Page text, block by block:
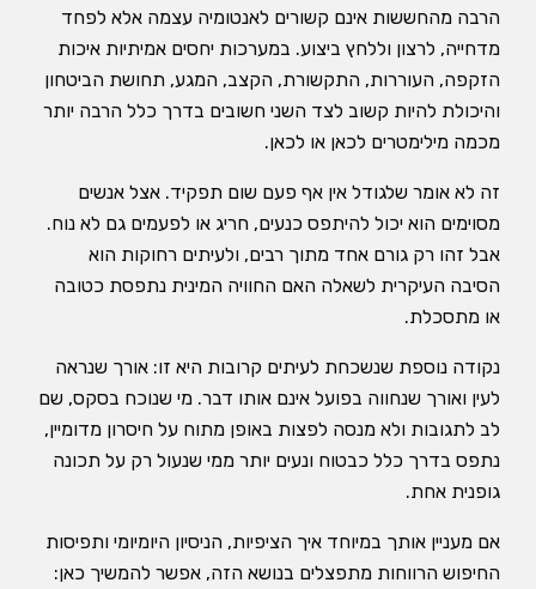
הרבה מהחששות אינם קשורים לאנטומיה עצמה אלא לפחד
מדחייה, לרצון וללחץ ביצוע. במערכות יחסים אמיתיות איכות
הזקפה, העוררות, התקשורת, הקצב, המגע, תחושת הביטחון
והיכולת להיות קשוב לצד השני חשובים בדרך כלל הרבה יותר
מכמה מילימטרים לכאן או לכאן.
זה לא אומר שלגודל אין אף פעם שום תפקיד. אצל אנשים
מסוימים הוא יכול להיתפס כנעים, חריג או לפעמים גם לא נוח.
אבל זהו רק גורם אחד מתוך רבים, ולעיתים רחוקות הוא
הסיבה העיקרית לשאלה האם החוויה המינית נתפסת כטובה
או מתסכלת.
נקודה נוספת שנשכחת לעיתים קרובות היא זו: אורך שנראה
לעין ואורך שנחווה בפועל אינם אותו דבר. מי שנוכח בסקס, שם
לב לתגובות ולא מנסה לפצות באופן מתוח על חיסרון מדומיין,
נתפס בדרך כלל כבטוח ונעים יותר ממי שנעול רק על תכונה
גופנית אחת.
אם מעניין אותך במיוחד איך הציפיות, הניסיון היומיומי ותפיסות
החיפוש הרווחות מתפצלים בנושא הזה, אפשר להמשיך כאן: